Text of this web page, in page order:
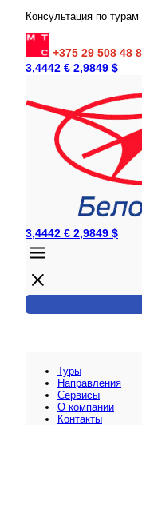
Консультация по турам
+375 29 508 48
3,4442 € 2,9849 $
3,4442 € 2,9849 $
Туры
Направления
Сервисы
O компании
Контакты